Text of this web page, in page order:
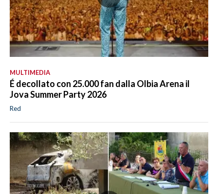
MULTIMEDIA
É decollato con 25.000 fan dalla Olbia Arena il
Jova Summer Party 2026
Red